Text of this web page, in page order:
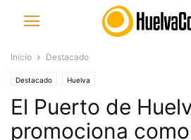
Inicio Destacado
Destacado Huelva
El Puerto de
promociona